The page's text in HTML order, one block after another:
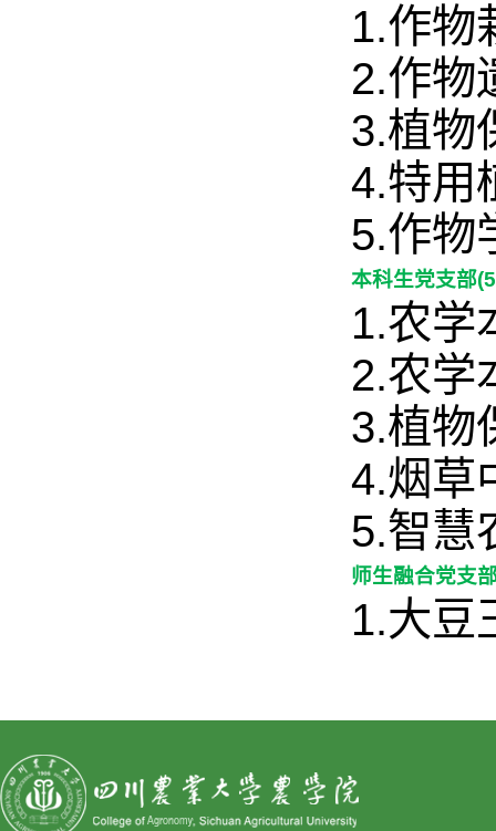
1.作物
2.作物
3.植物
4.特用
5.作物
本科生党支部
1.农学
2.农学
3.植物
4.烟草
5.智慧
师生融合党支
1.大豆